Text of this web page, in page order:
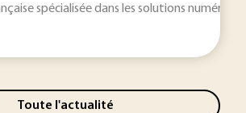
spécialisée dans les solutions
Toute l'actualité